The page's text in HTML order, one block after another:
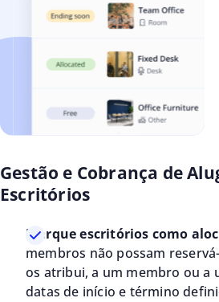
Gestão e Cobrança de
Escritórios
Marque escritórios como
membros não possam
os atribui, a um membro ou a
datas de início e término